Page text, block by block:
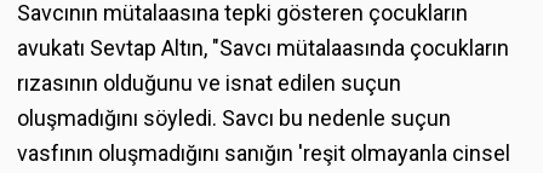
Savcının mütalaasına tepki gösteren çocukların
avukatı Sevtap Altın, "Savcı mütalaasında çocukların
rızasının olduğunu ve isnat edilen suçun
oluşmadığını söyledi. Savcı bu nedenle suçun
vasfının oluşmadığını sanığın 'reşit olmayanla cinsel